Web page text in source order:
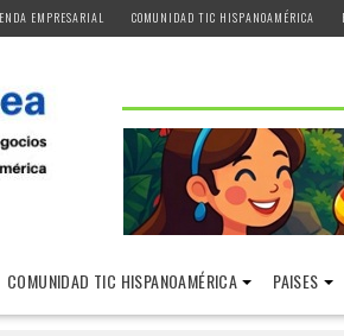
EMPRESARIAL COMUNIDAD TIC HISPANOAMÉRICA
COMUNIDAD TIC HISPANOAMÉRICA PAISES